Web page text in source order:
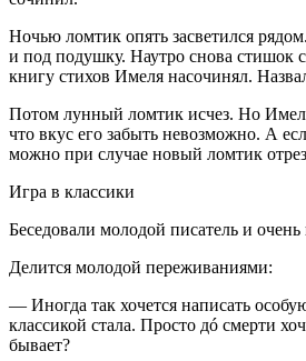
Ночью ломтик опять засветился
и под подушку. Наутро снова
книгу стихов Имеля насочинял.
Потом лунный ломтик исчез. Но
что вкус его забыть невозможно. А
можно при случае новый ломтик
Игра в классики
Беседовали молодой писатель и
Делится молодой переживаниями:
— Иногда так хочется написать
классикой стала. Просто дó смерти
бывает?